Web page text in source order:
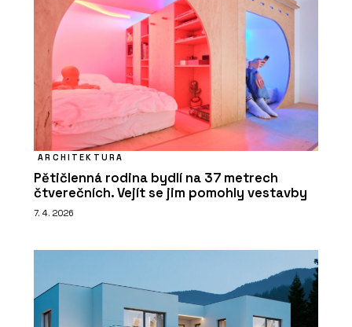
ARCHITEKTURA
Pětičlenná rodina bydlí na 37 metrech
čtverečních. Vejít se jim pomohly vestavby
7. 4. 2026